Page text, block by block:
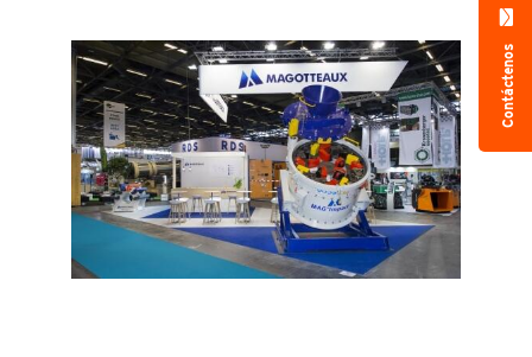
Contáctenos